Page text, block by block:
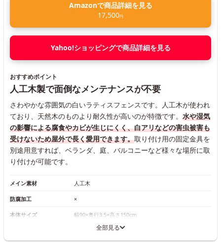
Amazonで商品詳細を見る
17,500円
Yahoo!ショッピングで商品詳細を見る
おすすめポイント
人工木製で面倒なメンテナンスが不要
さわやかな雰囲気の白いラティスフェンスです。人工木が使われ
ており、天然木のものより耐久性が高いのが特徴です。 水や湿気
の影響による腐食やカビが生じにくく、白アリなどの害虫被害も
受けないため屋外で長く愛用できます。取り付け用の固定金具を
別途用意すれば、ベランダ、庭、バルコニーなど様々な場所に取
り付けが可能です。
メイン素材 人工木
防腐加工 ×
本体サイズ 幅90×奥行3.5×高さ150cm
全部見る